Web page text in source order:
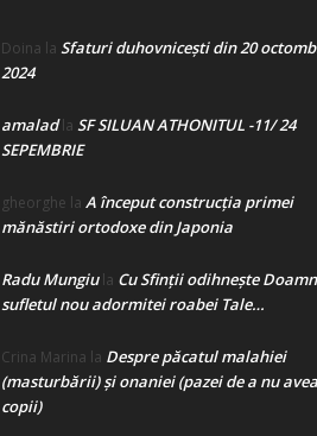
Doina la Sfaturi duhovnicești din 20
2024
amaladla SF SILUAN ATHONITUL -11/ 24
SEPEMBRIE
gheorghe la A început construcţia primei
mănăstiri ortodoxe din Japonia
Radu Mungiula Cu Sfinții odihnește
sufletul nou adormitei roabei Tale…
Crina Marina la Despre păcatul malahiei
(masturbării) şi onaniei (pazei de a nu avea
copii)